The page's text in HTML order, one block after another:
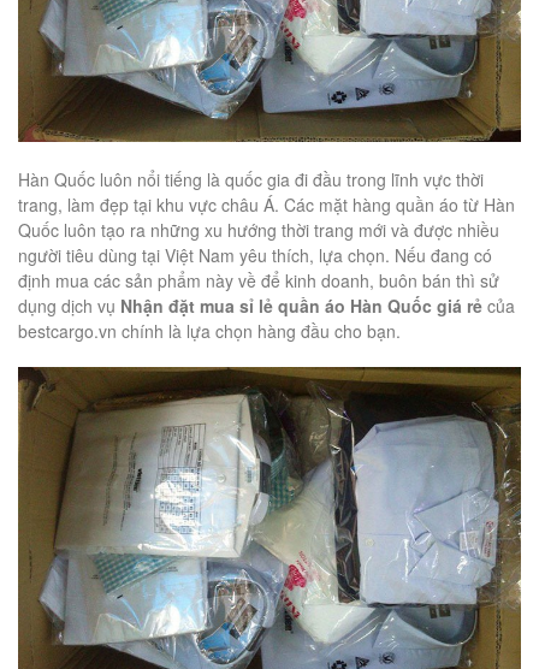
Hàn Quốc luôn nổi tiếng là quốc gia đi đầu trong lĩnh vực thời
trang, làm đẹp tại khu vực châu Á. Các mặt hàng quần áo từ Hàn
Quốc luôn tạo ra những xu hướng thời trang mới và được nhiều
người tiêu dùng tại Việt Nam yêu thích, lựa chọn. Nếu đang có
định mua các sản phẩm này về để kinh doanh, buôn bán thì sử
dụng dịch vụ Nhận đặt mua sỉ lẻ quần áo Hàn Quốc giá rẻ của
bestcargo.vn chính là lựa chọn hàng đầu cho bạn.